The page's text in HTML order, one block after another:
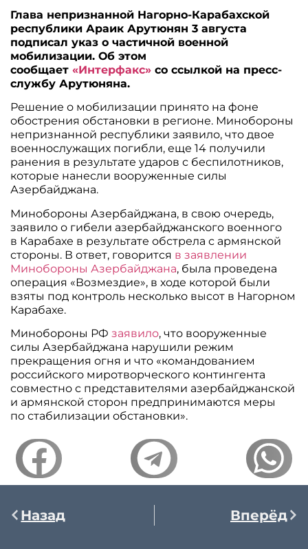
Глава непризнанной Нагорно-Карабахской
республики Араик Арутюнян 3 августа
подписал указ о частичной военной
мобилизации. Об этом
сообщает«Интерфакс» со ссылкой на пресс-
службу Арутюняна.
Решение о мобилизации принято на фоне
обострения обстановки в регионе. Минобороны
непризнанной республики заявило, что двое
военнослужащих погибли, еще 14 получили
ранения в результате ударов с беспилотников,
которые нанесли вооруженные силы
Азербайджана.
Минобороны Азербайджана, в свою очередь,
заявило о гибели азербайджанского военного
в Карабахе в результате обстрела с армянской
стороны. В ответ, говорится в заявлении
Минобороны Азербайджана, была проведена
операция «Возмездие», в ходе которой были
взяты под контроль несколько высот в Нагорном
Карабахе.
Минобороны РФзаявило, что вооруженные
силы Азербайджана нарушили режим
прекращения огня и что «командованием
российского миротворческого контингента
совместно с представителями азербайджанской
и армянской сторон предпринимаются меры
по стабилизации обстановки».
Назад Вперёд